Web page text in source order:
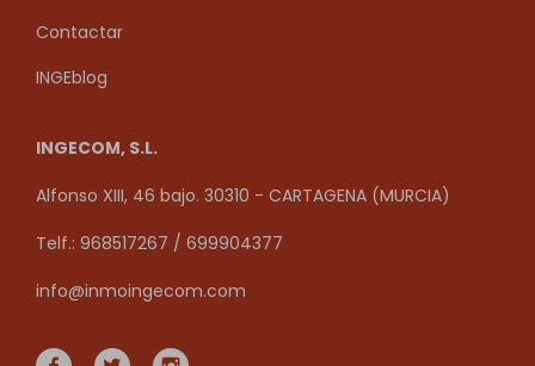
Contactar
INGEblog
INGECOM, S.L.
Alfonso XIII, 46 bajo. 30310 - CARTAGENA (MURCIA)
Telf.: 968517267 / 699904377
info@inmoingecom.com